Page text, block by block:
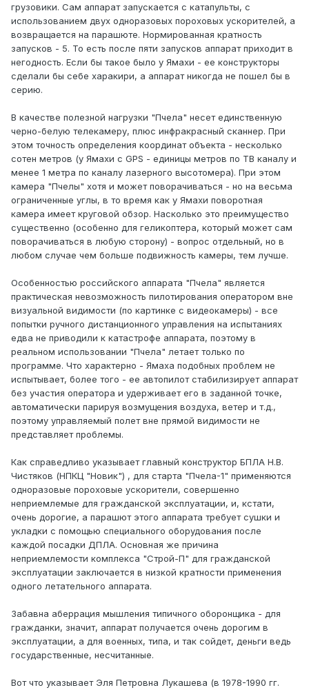
грузовики. Сам аппарат запускается с катапульты, с
использованием двух одноразовых пороховых ускорителей, а
возвращается на парашюте. Нормированная кратность
запусков - 5. То есть после пяти запусков аппарат приходит в
негодность. Если бы такое было у Ямахи - ее конструкторы
сделали бы себе харакири, а аппарат никогда не пошел бы в
серию.
В качестве полезной нагрузки "Пчела" несет единственную
черно-белую телекамеру, плюс инфракрасный сканнер. При
этом точность определения координат объекта - несколько
сотен метров (у Ямахи с GPS - единицы метров по ТВ каналу и
менее 1 метра по каналу лазерного высотомера). При этом
камера "Пчелы" хотя и может поворачиваться - но на весьма
ограниченные углы, в то время как у Ямахи поворотная
камера имеет круговой обзор. Насколько это преимущество
существенно (особенно для геликоптера, который может сам
поворачиваться в любую сторону) - вопрос отдельный, но в
любом случае чем больше подвижность камеры, тем лучше.
Особенностью российского аппарата "Пчела" является
практическая невозможность пилотирования оператором вне
визуальной видимости (по картинке с видеокамеры) - все
попытки ручного дистанционного управления на испытаниях
едва не приводили к катастрофе аппарата, поэтому в
реальном использовании "Пчела" летает только по
программе. Что характерно - Ямаха подобных проблем не
испытывает, более того - ее автопилот стабилизирует аппарат
без участия оператора и удерживает его в заданной точке,
автоматически парируя возмущения воздуха, ветер и т.д.,
поэтому управляемый полет вне прямой видимости не
представляет проблемы.
Как справедливо указывает главный конструктор БПЛА Н.В.
Чистяков (НПКЦ "Новик") , для старта "Пчела-1" применяются
одноразовые пороховые ускорители, совершенно
неприемлемые для гражданской эксплуатации, и, кстати,
очень дорогие, а парашют этого аппарата требует сушки и
укладки с помощью специального оборудования после
каждой посадки ДПЛА. Основная же причина
неприемлемости комплекса "Строй-П" для гражданской
эксплуатации заключается в низкой кратности применения
одного летательного аппарата.
Забавна аберрация мышления типичного оборонщика - для
гражданки, значит, аппарат получается очень дорогим в
эксплуатации, а для военных, типа, и так сойдет, деньги ведь
государственные, несчитанные.
Вот что указывает Эля Петровна Лукашева (в 1978-1990 гг.